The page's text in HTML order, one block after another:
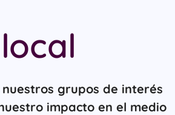
grupos de interés
impacto en el medio